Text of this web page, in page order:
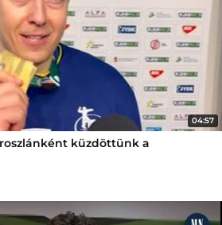
04:57
küzdöttünk a